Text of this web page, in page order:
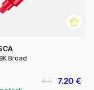
Broad
7.20 €
8 €